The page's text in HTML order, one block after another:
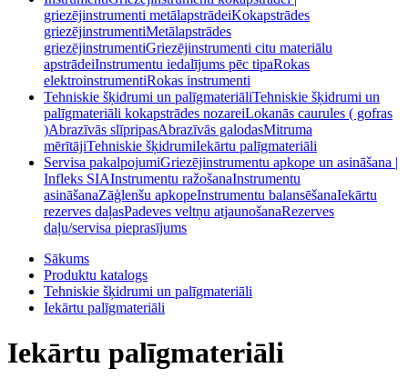
griezējinstrumenti metālapstrādeiKokapstrādes
griezējinstrumentiMetālapstrādes
griezējinstrumentiGriezējinstrumenti citu materiālu
apstrādeiInstrumentu iedalījums pēc tipaRokas
elektroinstrumentiRokas instrumenti
Tehniskie šķidrumi un palīgmateriāliTehniskie šķidrumi un
palīgmateriāli kokapstrādes nozareiLokanās caurules ( gofras
)Abrazīvās slīpripasAbrazīvās galodasMitruma
mērītājiTehniskie šķidrumiIekārtu palīgmateriāli
Servisa pakalpojumiGriezējinstrumentu apkope un asināšana |
Infleks SIAInstrumentu ražošanaInstrumentu
asināšanaZāģlenšu apkopeInstrumentu balansēšanaIekārtu
rezerves daļasPadeves veltņu atjaunošanaRezerves
daļu/servisa pieprasījums
Sākums
Produktu katalogs
Tehniskie šķidrumi un palīgmateriāli
Iekārtu palīgmateriāli
Iekārtu palīgmateriāli